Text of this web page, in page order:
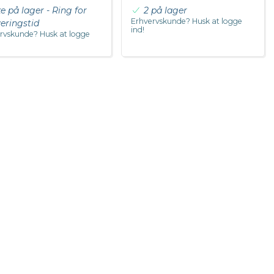
på lager - Ring for
Husk at logge
2 på lager
Erhvervskunde? Husk at logge
ind!